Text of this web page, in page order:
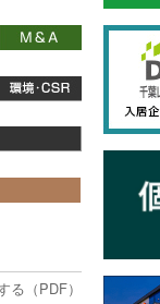
る（PDF）